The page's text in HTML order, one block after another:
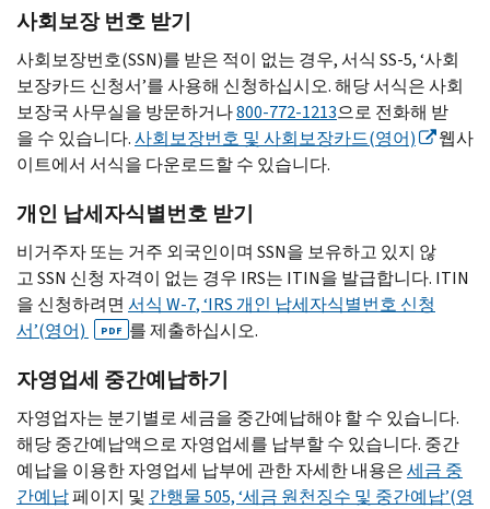
사회보장 번호 받기
사회보장번호(SSN)를 받은 적이 없는 경우, 서식 SS-5, ‘사회
보장카드 신청서’를 사용해 신청하십시오. 해당 서식은 사회
보장국 사무실을 방문하거나800-772-1213으로 전화해 받
을 수 있습니다.사회보장번호 및 사회보장카드(영어)
웹사
이트에서 서식을 다운로드할 수 있습니다.
개인 납세자식별번호 받기
비거주자 또는 거주 외국인이며 SSN을 보유하고 있지 않
고SSN 신청 자격이 없는 경우 IRS는 ITIN을 발급합니다. ITIN
을 신청하려면 서식 W-7, ‘IRS개인 납세자식별번호 신청
서’(영어)
PDF 를 제출하십시오.
자영업세 중간예납하기
자영업자는 분기별로 세금을 중간예납해야 할 수 있습니다.
해당 중간예납액으로 자영업세를 납부할 수 있습니다. 중간
예납을 이용한 자영업세 납부에 관한 자세한 내용은세금 중
간예납페이지 및 간행물 505, ‘세금 원천징수 및 중간예납’(영